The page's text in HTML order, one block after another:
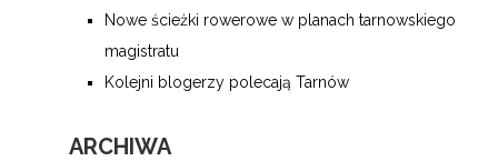
Nowe ścieżki rowerowe w planach tarnowskiego
magistratu
Kolejni blogerzy polecają Tarnów
ARCHIWA